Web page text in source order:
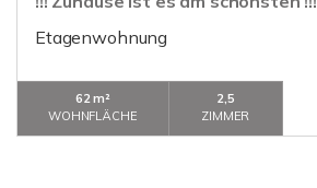
Etagenwohnung
62 m²
WOHNFLÄCHE
2,5
ZIMMER